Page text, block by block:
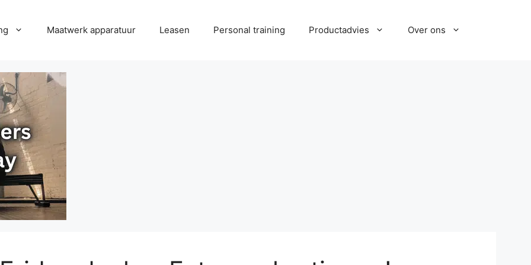
Maatwerk apparatuur Leasen Personal training Productadvies Over ons